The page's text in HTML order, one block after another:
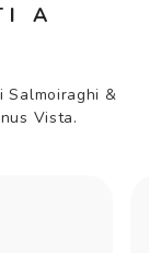
A
Salmoiraghi &
Vista.